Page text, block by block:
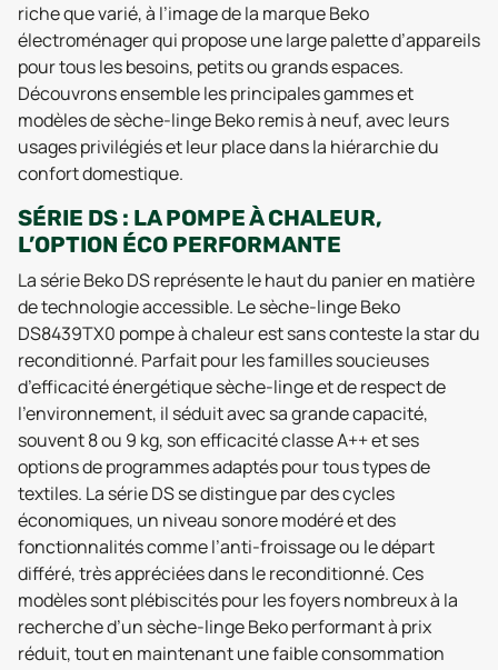
riche que varié, à l’image de la marque Beko
électroménager qui propose une large palette d’appareils
pour tous les besoins, petits ou grands espaces.
Découvrons ensemble les principales gammes et
modèles de sèche-linge Beko remis à neuf, avec leurs
usages privilégiés et leur place dans la hiérarchie du
confort domestique.
SÉRIE DS : LA POMPE À CHALEUR,
L’OPTION ÉCO PERFORMANTE
La série Beko DS représente le haut du panier en matière
de technologie accessible. Le sèche-linge Beko
DS8439TX0 pompe à chaleur est sans conteste la star du
reconditionné. Parfait pour les familles soucieuses
d’efficacité énergétique sèche-linge et de respect de
l’environnement, il séduit avec sa grande capacité,
souvent 8 ou 9 kg, son efficacité classe A++ et ses
options de programmes adaptés pour tous types de
textiles. La série DS se distingue par des cycles
économiques, un niveau sonore modéré et des
fonctionnalités comme l’anti-froissage ou le départ
différé, très appréciées dans le reconditionné. Ces
modèles sont plébiscités pour les foyers nombreux à la
recherche d’un sèche-linge Beko performant à prix
réduit, tout en maintenant une faible consommation